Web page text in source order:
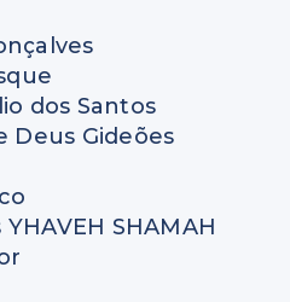
dos Santos
Deus Gideões
SHAMAH